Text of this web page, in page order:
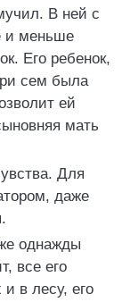
В ней с
и меньше
Его ребенок,
сем была
ей
мать
Для
даже
однажды
все его
в лесу, его